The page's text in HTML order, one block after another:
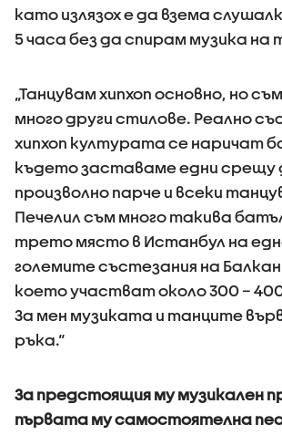
като излязох е да взема
5 часа без да спирам музика на
„Танцувам хипхоп основно, но
много други стилове. Реално
хипхоп културата се наричат
където заставаме едни срещу
произволно парче и всеки
Печелил съм много такива
трето място в Истанбул на
големите състезания на
което участват около 300 –
За мен музиката и танците
ръка.“
За предстоящия му музикален
първата му самостоятелна